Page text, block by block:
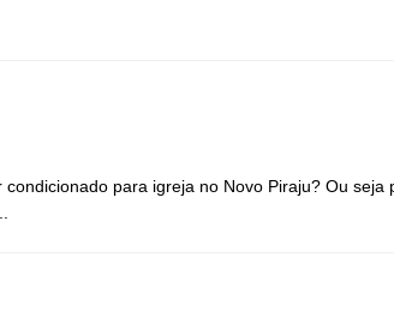
para igreja no Novo Piraju? Ou seja